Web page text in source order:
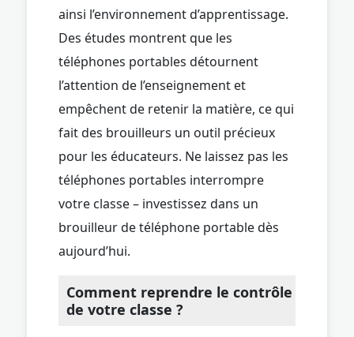
ainsi l’environnement d’apprentissage.
Des études montrent que les
téléphones portables détournent
l’attention de l’enseignement et
empêchent de retenir la matière, ce qui
fait des brouilleurs un outil précieux
pour les éducateurs. Ne laissez pas les
téléphones portables interrompre
votre classe – investissez dans un
brouilleur de téléphone portable dès
aujourd’hui.
Comment reprendre le contrôle
de votre classe ?